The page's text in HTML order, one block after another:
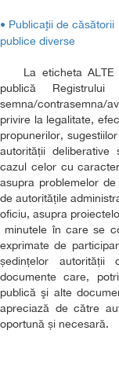
• Publicaţii de căsătorii
publice diverse
La eticheta
publică
semna/contrasemna/
privire la legalitate,
propunerilor,
autorității
cazul celor cu
asupra problemelor
de autoritățile
oficiu, asupra
minutele în care se
exprimate de
ședințelor autorității
documente care,
publică şi alte
apreciază de către
oportună și necesară.